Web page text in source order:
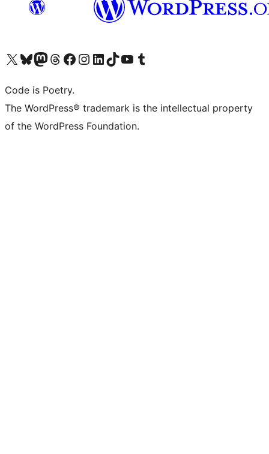
ຢ້ຽມຊົມບັນຊີ X (ຊື່ເກົ່າ Twitter) ຂອງພວກເຮົາຢ້ຽມຊົມບັນຊີ Bluesky ຂອງພວກເຮົາຢ້ຽມຊົມບັນຊີ Mastodon ຂອງພວກເຮົາຢ້ຽມຊົມບັນຊີ Threads ຂອງພວກເຮົາຢ້ຽມຊົມໜ້າ Facebook ຂອງພວກເຮົາຢ້ຽມຊົມບັນຊີ Instagram ຂອງພວກເຮົາຢ້ຽມຊົມບັນຊີ LinkedIn ຂອງພວກເຮົາຢ້ຽມຊົມບັນຊີ TikTok ຂອງພວກເຮົາຢ້ຽມຊົມຊ່ອງ YouTube ຂອງພວກເຮົາຢ້ຽມຊົມບັນຊີ Tumblr ຂອງພວກເຮົາ
Code is Poetry.
The WordPress® trademark is the intellectual property
of the WordPress Foundation.